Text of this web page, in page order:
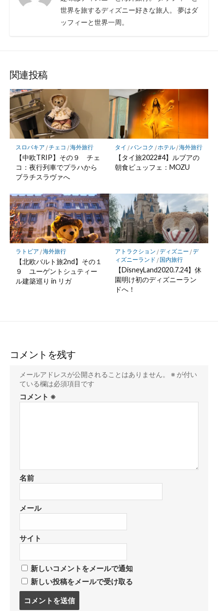
世界を旅するディズニー好きな旅人。 夢はダ
ッフィーと世界一周。
関連投稿
スロバキア /チェコ /海外旅行
【中欧TRIP】その９ チェ
コ：夜行列車でプラハから
ブラチスラヴァへ
タイ /バンコク / ホテル/海外旅行
【タイ旅2022#4】ルブアの
朝食ビュッフェ：MOZU
ラトビア /海外旅行
【北欧バルト旅2nd】その１
９ ユーゲントシュティー
ル建築巡り in リガ
アトラクション /ディズニー /デ
ィズニーランド / 国内旅行
【DisneyLand2020.7.24】休
園明け初のディズニーラン
ドへ！
コメントを残す
メールアドレスが公開されることはありません。 ※ が付い
ている欄は必須項目です
コメント ※
名前
メール
サイト
新しいコメントをメールで通知
新しい投稿をメールで受け取る